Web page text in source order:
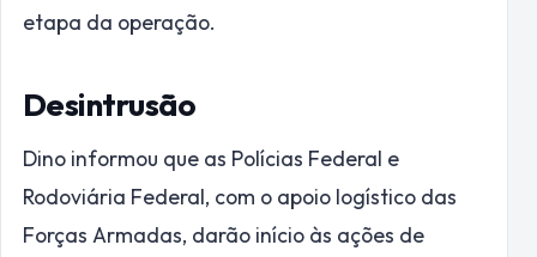
etapa da operação.
Desintrusão
Dino informou que as Polícias Federal e
Rodoviária Federal, com o apoio logístico das
Forças Armadas, darão início às ações de